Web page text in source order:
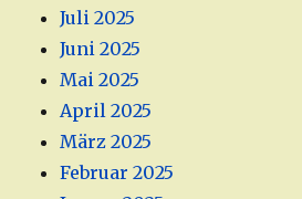
Juli 2025
Juni 2025
Mai 2025
April 2025
März 2025
Februar 2025